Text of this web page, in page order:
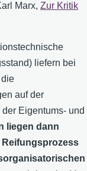
Marx, Zur Kritik
liefern bei
auf der
Eigentums- und
liegen dann
Reifungsprozess